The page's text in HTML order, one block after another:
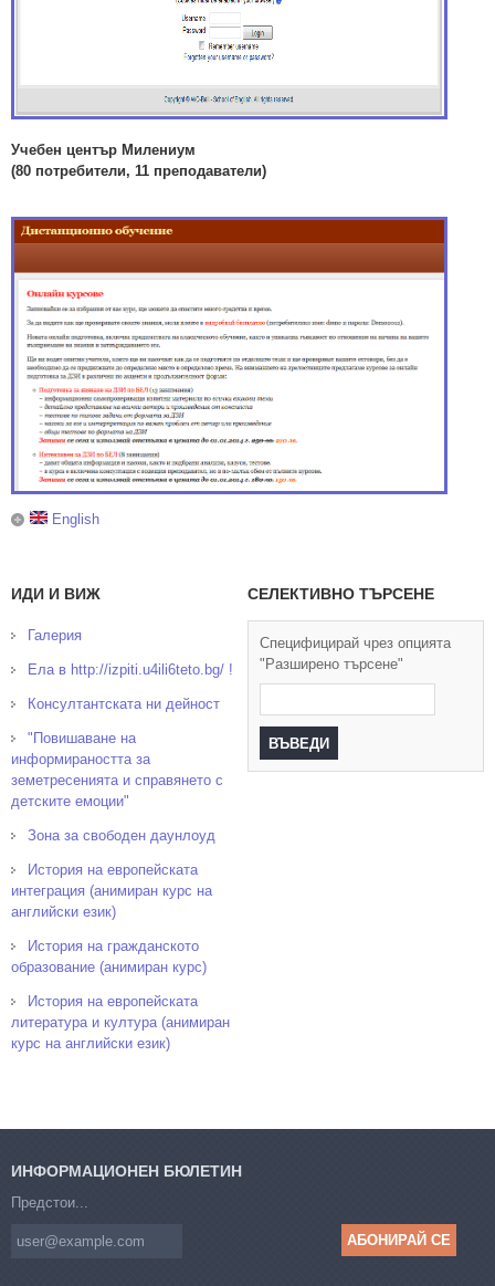
Учебен център Милениум
(80 потребители, 11 преподаватели)
English
ИДИ И ВИЖ
Галерия
Ела в http://izpiti.u4ili6teto.bg/ !
Консултантската ни дейност
"Повишаване на
информираността за
земетресенията и справянето с
детските емоции"
Зона за свободен даунлоуд
История на европейската
интеграция (анимиран курс на
английски език)
История на гражданското
образование (анимиран курс)
История на европейската
литература и култура (анимиран
курс на английски език)
СЕЛЕКТИВНО ТЪРСЕНЕ
Специфицирай чрез опцията
"Разширено търсене"
ИНФОРМАЦИОНЕН БЮЛЕТИН
Предстои...